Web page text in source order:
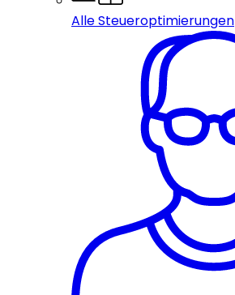
Alle Steueroptimierungen